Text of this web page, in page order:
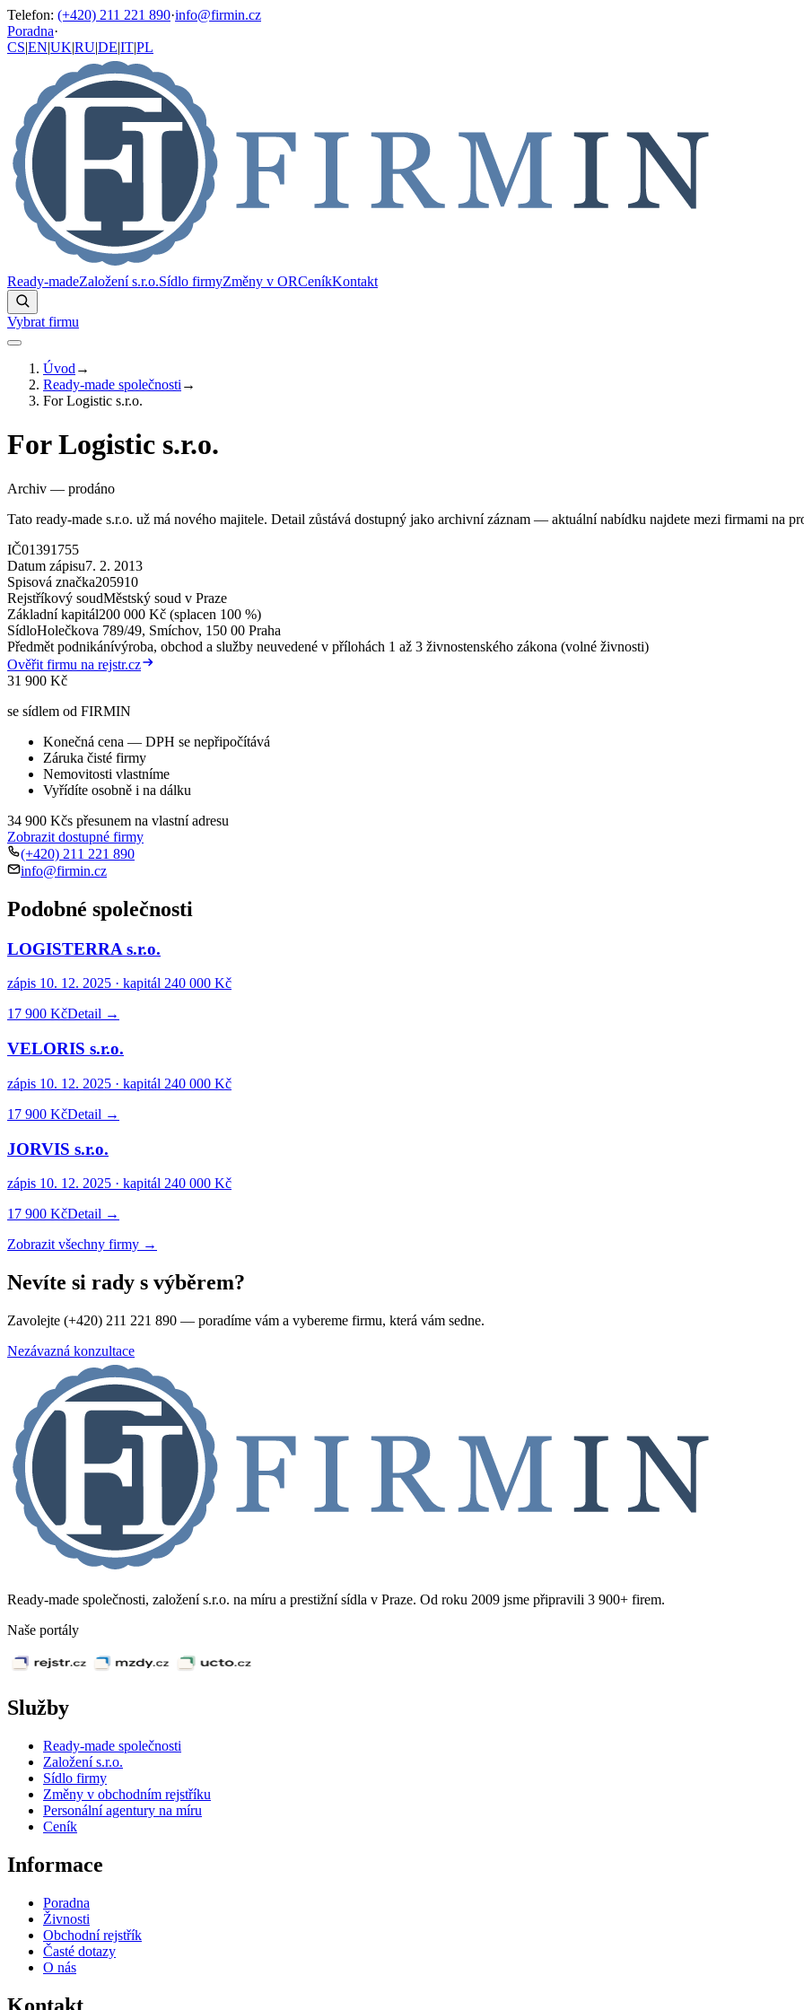
Telefon: (+420) 211 221 890·info@firmin.cz
Poradna·
CS|EN|UK|RU|DE|IT|PL
Ready-madeZaložení s.r.o.Sídlo firmyZměny v ORCeníkKontakt
Vybrat firmu
Úvod →
Ready-made společnosti →
For Logistic s.r.o.
For Logistic s.r.o.
Archiv — prodáno
Tato ready-made s.r.o. už má nového majitele. Detail zůstává dostupný jako archivní záznam — aktuální nabídku najdete mezi firmami na
IČ01391755
Datum zápisu7. 2. 2013
Spisová značka205910
Rejstříkový soudMěstský soud v Praze
Základní kapitál200 000 Kč (splacen 100 %)
SídloHolečkova 789/49, Smíchov, 150 00 Praha
Předmět podnikánívýroba, obchod a služby neuvedené v přílohách 1 až 3 živnostenského zákona (volné živnosti)
Ověřit firmu na rejstr.cz
31 900 Kč
se sídlem od FIRMIN
Konečná cena — DPH se nepřipočítává
Záruka čisté firmy
Nemovitosti vlastníme
Vyřídíte osobně i na dálku
34 900 Kčs přesunem na vlastní adresu
Zobrazit dostupné firmy
(+420) 211 221 890
info@firmin.cz
Podobné společnosti
LOGISTERRA s.r.o.
zápis 10. 12. 2025 · kapitál 240 000 Kč
17 900 KčDetail →
VELORIS s.r.o.
zápis 10. 12. 2025 · kapitál 240 000 Kč
17 900 KčDetail →
JORVIS s.r.o.
zápis 10. 12. 2025 · kapitál 240 000 Kč
17 900 KčDetail →
Zobrazit všechny firmy →
Nevíte si rady s výběrem?
Zavolejte (+420) 211 221 890 — poradíme vám a vybereme firmu, která vám sedne.
Nezávazná konzultace
Ready-made společnosti, založení s.r.o. na míru a prestižní sídla v Praze. Od roku 2009 jsme připravili 3 900+ firem.
Naše portály
Služby
Ready-made společnosti
Založení s.r.o.
Sídlo firmy
Změny v obchodním rejstříku
Personální agentury na míru
Ceník
Informace
Poradna
Živnosti
Obchodní rejstřík
Časté dotazy
O nás
Kontakt